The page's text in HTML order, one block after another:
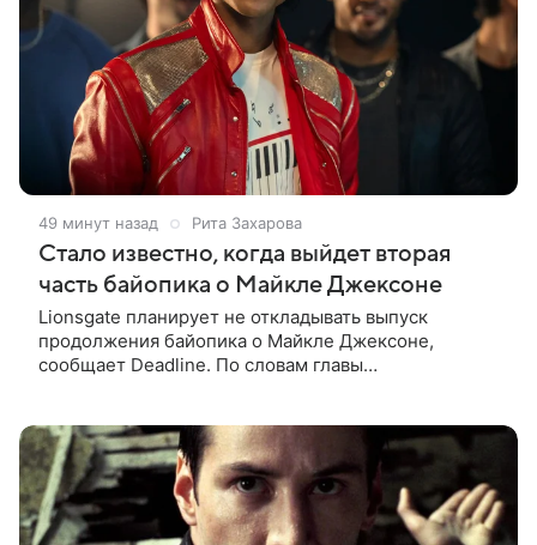
49 минут назад Рита Захарова
Стало известно, когда выйдет вторая
часть байопика о Майкле Джексоне
Lionsgate планирует не откладывать выпуск
продолжения байопика о Майкле Джексоне,
сообщает Deadline. По словам главы
конце